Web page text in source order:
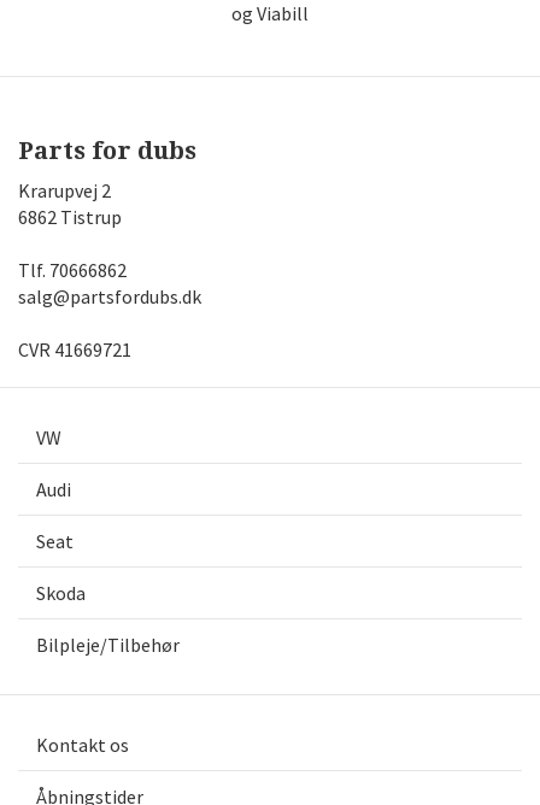
og Viabill
Parts for dubs
Krarupvej 2
6862 Tistrup
Tlf. 70666862
salg@partsfordubs.dk
CVR 41669721
VW
Audi
Seat
Skoda
Bilpleje/Tilbehør
Kontakt os
Åbningstider